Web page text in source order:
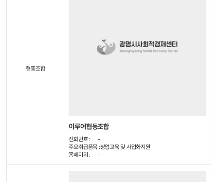
협동조합
이루어협동조합
전화번호 :
-
주요취급품목 :창업교육 및 사업화지원
홈페이지 :
-